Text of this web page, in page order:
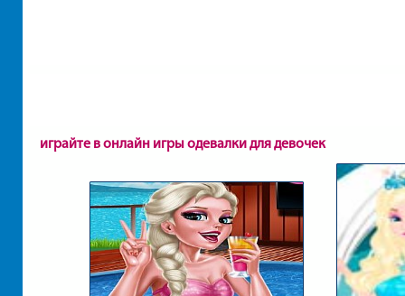
играйте в онлайн игры одевалки для девочек